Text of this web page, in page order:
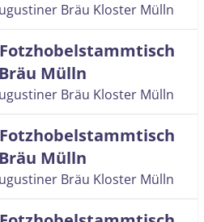
Bräu Kloster Mülln
Mülln
Bräu Kloster Mülln
Mülln
Bräu Kloster Mülln